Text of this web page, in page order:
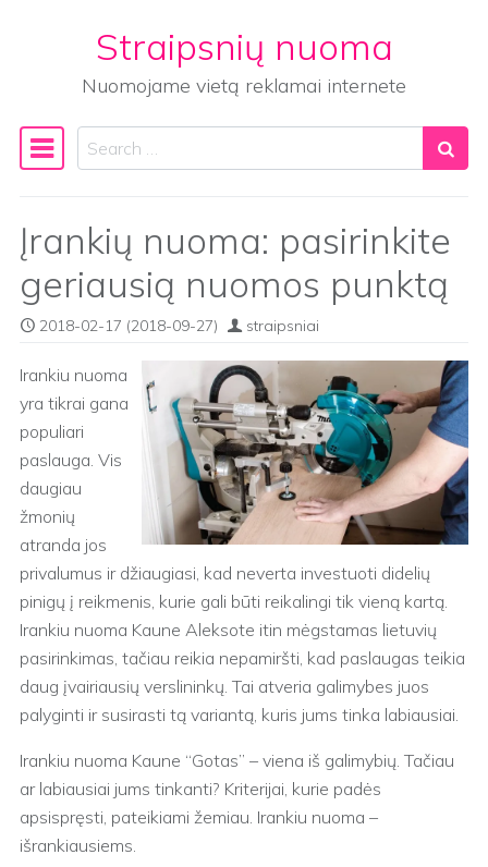
Straipsnių nuoma
Nuomojame vietą reklamai internete
Main Navigation
Search
Įrankių nuoma: pasirinkite
geriausią nuomos punktą
2018-02-17 (2018-09-27) straipsniai
Irankiu nuoma
yra tikrai gana
populiari
paslauga. Vis
daugiau
žmonių
atranda jos
privalumus ir džiaugiasi, kad neverta investuoti didelių
pinigų į reikmenis, kurie gali būti reikalingi tik vieną kartą.
Irankiu nuoma Kaune Aleksote itin mėgstamas lietuvių
pasirinkimas, tačiau reikia nepamiršti, kad paslaugas teikia
daug įvairiausių verslininkų. Tai atveria galimybes juos
palyginti ir susirasti tą variantą, kuris jums tinka labiausiai.
Irankiu nuoma Kaune “Gotas” – viena iš galimybių. Tačiau
ar labiausiai jums tinkanti? Kriterijai, kurie padės
apsispręsti, pateikiami žemiau. Irankiu nuoma –
išrankiausiems.